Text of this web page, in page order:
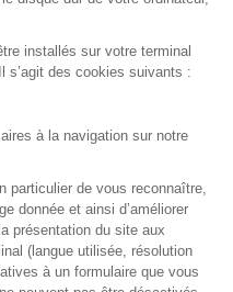
via le bouton «
votre demande
nous